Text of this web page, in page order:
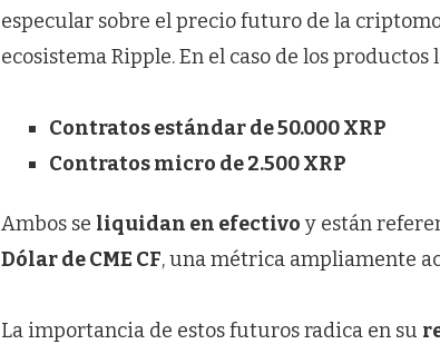
especular sobre el precio futuro de la
ecosistema Ripple. En el caso de los productos
Contratos estándar de 50.000 XRP
Contratos micro de 2.500 XRP
Ambos se liquidan en efectivo y están
Dólar de CME CF, una métrica ampliamente
La importancia de estos futuros radica en su